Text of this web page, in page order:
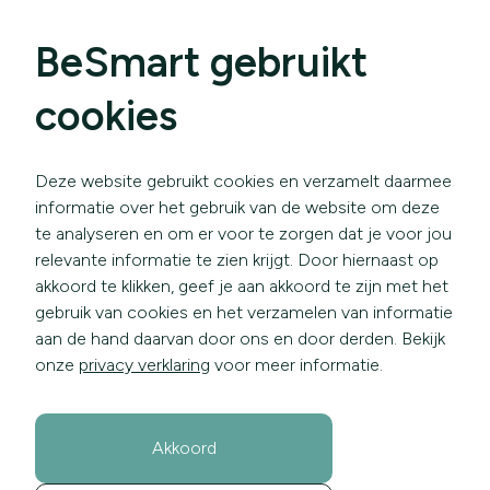
BeSmart gebruikt
cookies
Deze website gebruikt cookies en verzamelt daarmee
informatie over het gebruik van de website om deze
te analyseren en om er voor te zorgen dat je voor jou
relevante informatie te zien krijgt. Door hiernaast op
akkoord te klikken, geef je aan akkoord te zijn met het
gebruik van cookies en het verzamelen van informatie
aan de hand daarvan door ons en door derden. Bekijk
onze privacy verklaring voor meer informatie.
Akkoord